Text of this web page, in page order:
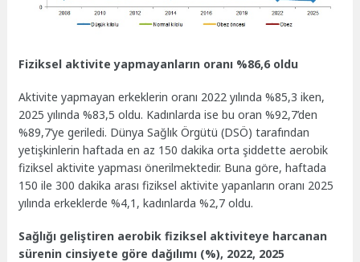
Fiziksel aktivite yapmayanların oranı %86,6 oldu
Aktivite yapmayan erkeklerin oranı 2022 yılında %85,3 iken,
2025 yılında %83,5 oldu. Kadınlarda ise bu oran %92,7’den
%89,7’ye geriledi. Dünya Sağlık Örgütü (DSÖ) tarafından
yetişkinlerin haftada en az 150 dakika orta şiddette aerobik
fiziksel aktivite yapması önerilmektedir. Buna göre, haftada
150 ile 300 dakika arası fiziksel aktivite yapanların oranı 2025
yılında erkeklerde %4,1, kadınlarda %2,7 oldu.
Sağlığı geliştiren aerobik fiziksel aktiviteye harcanan
sürenin cinsiyete göre dağılımı (%), 2022, 2025